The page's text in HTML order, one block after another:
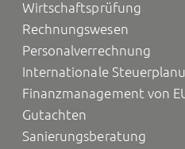
Wirtschaftsprüfung
Rechnungswesen
Personalverrechnung
Internationale
Finanzmanagement von
Gutachten
Sanierungsberatung